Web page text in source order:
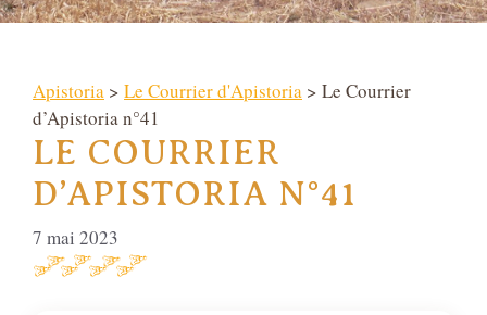
Apistoria > Le Courrier d'Apistoria > Le Courrier
d’Apistoria n°41
LE COURRIER
D’APISTORIA N°41
7 mai 2023